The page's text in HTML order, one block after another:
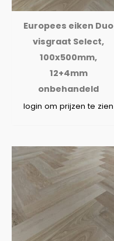
Europees eiken Duo
visgraat Select,
100x500mm,
12+4mm
onbehandeld
login om prijzen te zien